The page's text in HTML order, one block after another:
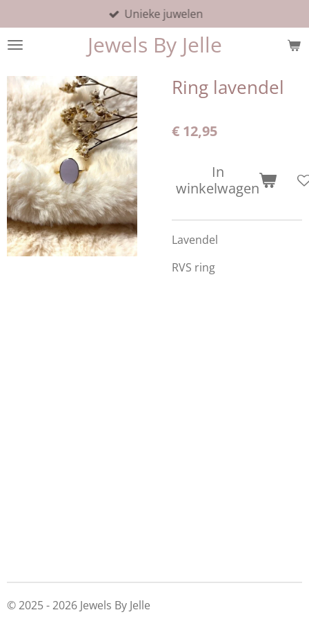
direct
naar
hoofdinhoud
Jewels By Jelle
Unieke juwelen
Ring lavendel
€ 12,95
In
winkelwagen
Lavendel
RVS ring
© 2025 - 2026 Jewels By Jelle